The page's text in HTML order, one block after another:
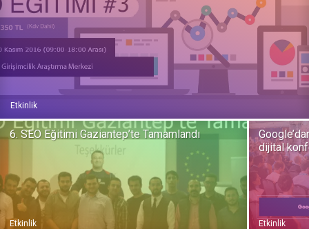
Pazarlaması
–
SEM,
Etkinlik
Etkinlik
6. SEO Eğitimi Gaziantep’te Tamamlandı
Etkinlik
dijital